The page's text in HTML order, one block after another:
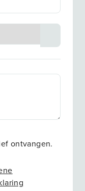
ontvangen.